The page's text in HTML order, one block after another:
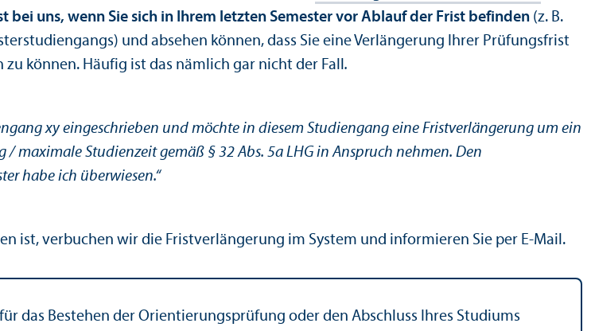
bei uns, wenn Sie sich in Ihrem letzten Semester vor Ablauf der Frist befinden (z. B.
und absehen können, dass Sie eine Verlängerung Ihrer Prüfungs­frist
können. Häufig ist das nämlich gar nicht der Fall .
xy eingeschrieben und möchte in diesem Studien­gang eine Fristverlängerung um ein
Studien­zeit gemäß § 32 Abs. 5a LHG in Anspruch nehmen. Den
habe ich überwiesen.“
ist, verbuchen wir die Fristverlängerung im System und informieren Sie per E-Mail.
das Bestehen der Orientierungs­prüfung oder den Abschluss Ihres Studiums